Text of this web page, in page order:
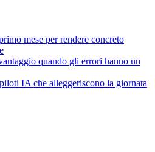
mese per rendere concreto
quando gli errori hanno un
IA che alleggeriscono la giornata